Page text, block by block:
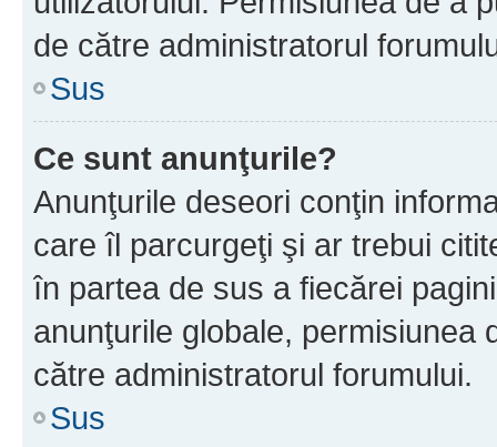
de către administratorul
Sus
Ce sunt anunţurile?
Anunţurile deseori conţin
care îl parcurgeţi şi ar trebui
în partea de sus a fiecărei
anunţurile globale, permisiunea
către administratorul forumului.
Sus